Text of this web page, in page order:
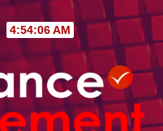
4:54:07 AM